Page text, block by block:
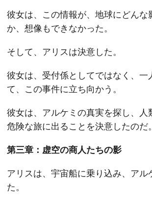
彼女は、この情報が、地球にどんな
か、想像もできなかった。
そして、アリスは決意した。
彼女は、受付係としてではなく、一
て、この事件に立ち向かう。
彼女は、アルケミの真実を探し、人
危険な旅に出ることを決意したのだ。
第三章：虚空の商人たちの影
アリスは、宇宙船に乗り込み、アル
た。